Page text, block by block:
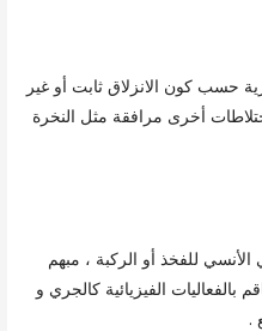
حسب كون الانزلاق ثابت أو غير
أخرى مرافقة مثل النخرة
للفخذ أو الركبة ، مبهم
الفيزيائية كالجري و